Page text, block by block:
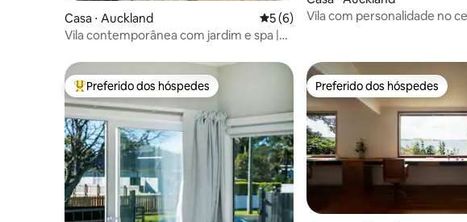
Casa ⋅ Auckland 5 de uma avaliação média de 5, 6
5 (6)
Vila contemporânea com jardim e spa |
Vila com personalidade no
Entre os melhores preferidos dos hóspedes
Preferido dos hóspedes Preferido dos hóspedes
Preferido dos hóspedes